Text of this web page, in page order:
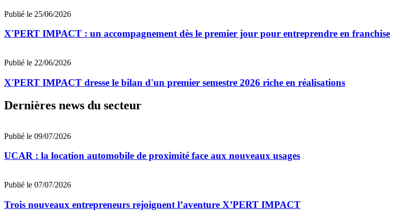
Publié le 25/06/2026
X'PERT IMPACT : un accompagnement dès le premier jour pour entreprendre en franchise
Publié le 22/06/2026
X'PERT IMPACT dresse le bilan d'un premier semestre 2026 riche en réalisations
Dernières news du secteur
Publié le 09/07/2026
UCAR : la location automobile de proximité face aux nouveaux usages
Publié le 07/07/2026
Trois nouveaux entrepreneurs rejoignent l’aventure X’PERT IMPACT